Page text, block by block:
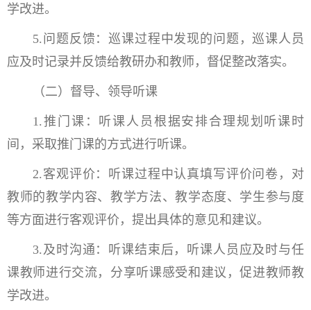
学改进。
5.问题反馈：巡课过程中发现的问题，巡课人员
应及时记录并反馈给教研办和教师，督促整改落实。
（二）督导、领导听课
1.推门课：听课人员根据安排合理规划听课时
间，采取推门课的方式进行听课。
2.客观评价：听课过程中认真填写评价问卷，对
教师的教学内容、教学方法、教学态度、学生参与度
等方面进行客观评价，提出具体的意见和建议。
3.及时沟通：听课结束后，听课人员应及时与任
课教师进行交流，分享听课感受和建议，促进教师教
学改进。